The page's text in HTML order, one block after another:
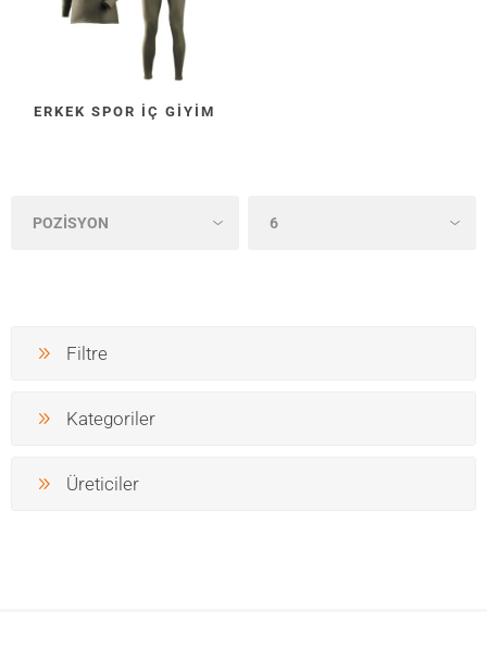
ERKEK SPOR İÇ GIYIM
Filtre
Kategoriler
Üreticiler